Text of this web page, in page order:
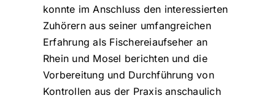
konnte im Anschluss den interessierten
Zuhörern aus seiner umfangreichen
Erfahrung als Fischereiaufseher an
Rhein und Mosel berichten und die
Vorbereitung und Durchführung von
Kontrollen aus der Praxis anschaulich